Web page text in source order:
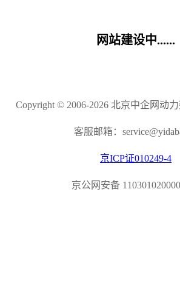
网站建设中......
Copyright © 2006-2026 北京中企网动
客服邮箱：
京ICP证010249-4
京公网安备